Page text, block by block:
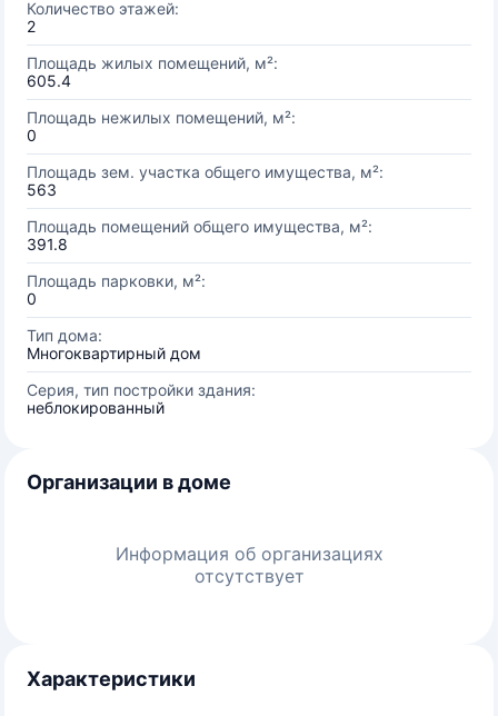
Количество этажей:
2
Площадь жилых помещений, м²:
605.4
Площадь нежилых помещений, м²:
0
Площадь зем. участка общего имущества, м²:
563
Площадь помещений общего имущества, м²:
391.8
Площадь парковки, м²:
0
Тип дома:
Многоквартирный дом
Серия, тип постройки здания:
неблокированный
Организации в доме
Информация об организациях
отсутствует
Характеристики